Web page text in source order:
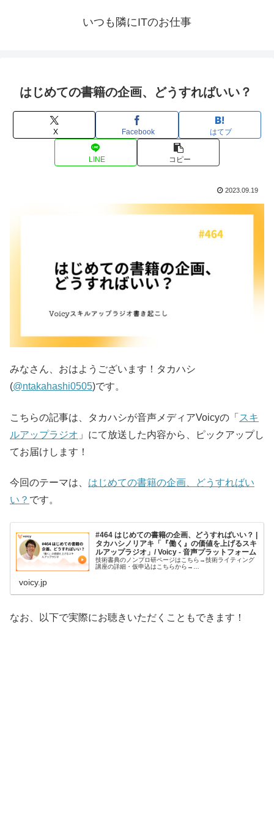
いつも隣にITのお仕事
はじめての書籍の企画、どうすればいい？
X Facebook はてブ
LINE コピー
2023.09.19
みなさん、おはようございます！タカハシ
(@ntakahashi0505)です。
こちらの記事は、タカハシが音声メディアVoicyの「 スキ
ルアップラジオ 」にて放送した内容から、ピックアップし
てお届けします！
今回のテーマは、 はじめての書籍の企画、どうすればい
い？ です。
#464 はじめての書籍の企画、どうすればいい？ |
タカハシノリアキ「『働く』の価値を上げるスキ
ルアップラジオ」/ Voicy - 音声プラットフォーム
技術書典のノンプロ研ページはこちら→技術ライティング
講座の詳細・仮申込はこちらから→…
voicy.jp
なお、以下で実際にお聴きいただくこともできます！